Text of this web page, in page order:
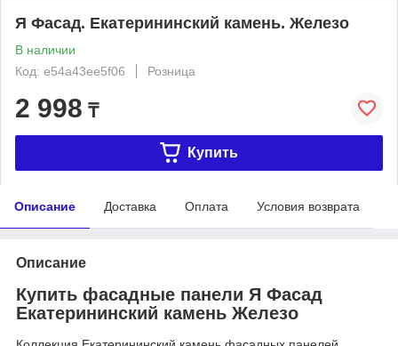
Я Фасад. Екатерининский камень. Железо
В наличии
Код: e54a43ee5f06
Розница
2 998 ₸
Купить
Описание Доставка Оплата Условия возврата
Описание
Купить фасадные панели Я Фасад
Екатерининский камень Железо